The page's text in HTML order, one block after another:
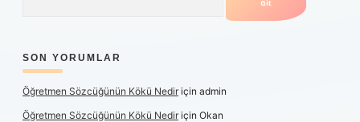
SON YORUMLAR
Öğretmen Sözcüğünün Kökü Nediriçin admin
Öğretmen Sözcüğünün Kökü Nediriçin Okan